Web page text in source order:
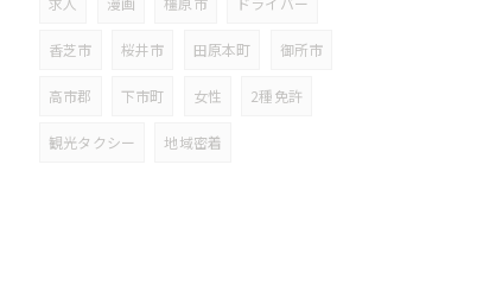
香芝市 桜井市 田原本町 御所市
高市郡 下市町 女性 2種免許
観光タクシー 地域密着